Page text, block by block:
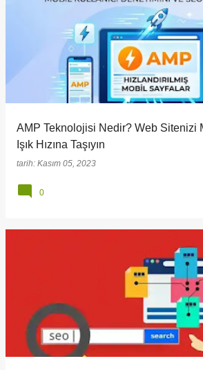
AMP Teknolojisi Nedir? Web Sitenizi
Işık Hızına Taşıyın
tarih: Kasım 05, 2023
0